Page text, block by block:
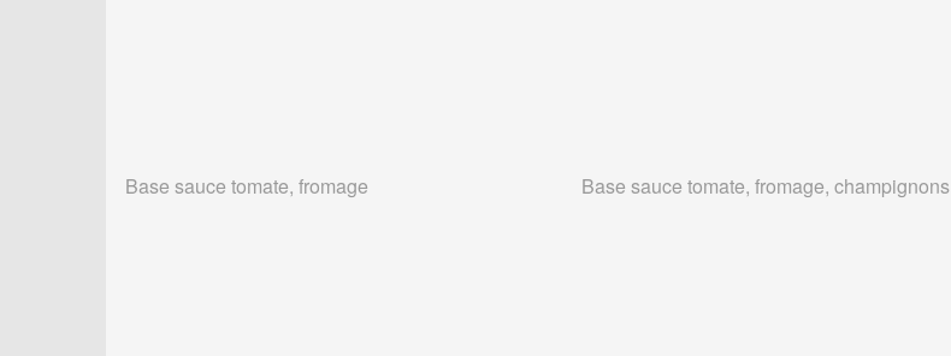
Base sauce tomate, fromage Base sauce tomate, fromage, champignons